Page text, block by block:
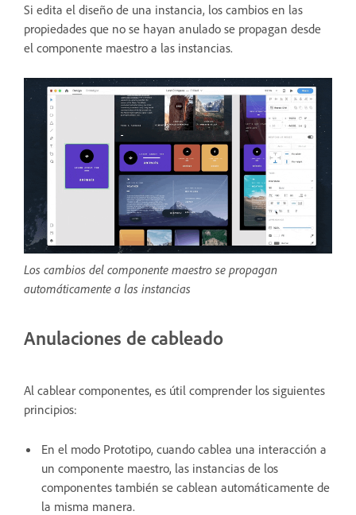
Si edita el diseño de una instancia, los cambios en las
propiedades que no se hayan anulado se propagan desde
el componente maestro a las instancias.
Los cambios del componente maestro se propagan
automáticamente a las instancias
Anulaciones de cableado
Al cablear componentes, es útil comprender los siguientes
principios:
En el modo Prototipo, cuando cablea una interacción a
un componente maestro, las instancias de los
componentes también se cablean automáticamente de
la misma manera.